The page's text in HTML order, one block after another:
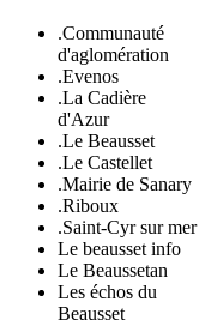
.Communauté
d'aglomération
.Evenos
.La Cadière
d'Azur
.Le Beausset
.Le Castellet
.Mairie de Sanary
.Riboux
.Saint-Cyr sur mer
Le beausset info
Le Beaussetan
Les échos du
Beausset